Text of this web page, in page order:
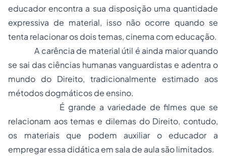
educador encontra a sua disposição uma quantidade
expressiva de material, isso não ocorre quando se
tenta relacionar os dois temas, cinema com educação.
A carência de material útil é ainda maior quando
se sai das ciências humanas vanguardistas e adentra o
mundo do Direito, tradicionalmente estimado aos
métodos dogmáticos de ensino.
É grande a variedade de filmes que se
relacionam aos temas e dilemas do Direito, contudo,
os materiais que podem auxiliar o educador a
empregar essa didática em sala de aula são limitados.